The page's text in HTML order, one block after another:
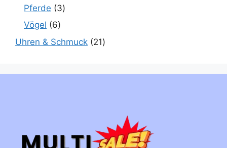
Pferde
3
Vögel
6
Uhren & Schmuck 21